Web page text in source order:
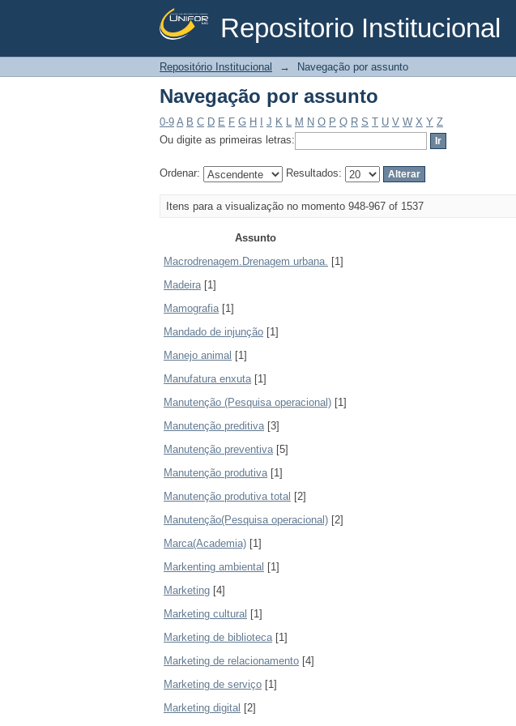
Repositorio Institucional
Navegação por assunto
Repositório Institucional → Navegação por assunto
Navegação por assunto
0-9 A B C D E F G H J K L M N O P Q R S T U V W X Y Z
Ou digite as primeiras letras:
Ordenar: Resultados:
Itens para a visualização no momento 948-967 of 1537
Assunto
Macrodrenagem.Drenagem urbana. [1]
Madeira[1]
Mamografia[1]
Mandado de injunção [1]
Manejo animal [1]
Manufatura enxuta[1]
Manutenção (Pesquisa operacional) [1]
Manutenção preditiva[3]
Manutenção preventiva[5]
Manutenção produtiva[1]
Manutenção produtiva total [2]
Manutenção(Pesquisa operacional) [2]
Marca(Academia) [1]
Markenting ambiental [1]
Marketing [4]
Marketing cultural [1]
Marketing de biblioteca[1]
Marketing de relacionamento [4]
Marketing de serviço [1]
Marketing digital [2]